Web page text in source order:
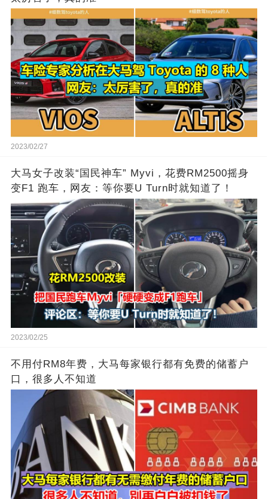
2023/02/27
大马女子改装“国民神车” Myvi，花费RM2500摇身
变F1 跑车，网友：等你要U Turn时就知道了！
2023/02/25
不用付RM8年费，大马每家银行都有免费的储蓄户
口，很多人不知道